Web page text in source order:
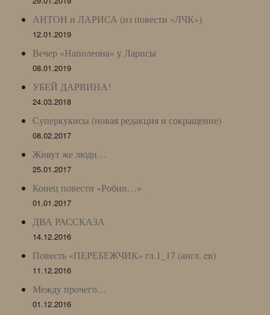
АНТОН и ЛАРИСА (из повести «ЛЧК»)
12.01.2019
Вечер «Наполеона» у Ларисы
08.01.2019
УБЕЙ ДАРВИНА!
24.03.2018
Суперкукисы (новая редакция и сокращение)
08.02.2017
Живут же люди…
25.01.2017
Конец повести «Робин…»
01.01.2017
ДВА РАССКАЗА
14.12.2016
Повесть «ПЕРЕБЕЖЧИК» гл.1_17 (англ. en)
11.12.2016
Между прочего…
01.12.2016